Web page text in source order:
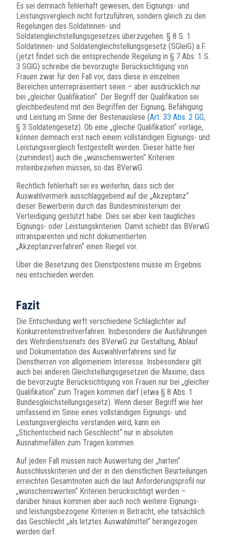
Es sei demnach fehlerhaft gewesen, den Eignungs- und
Leistungsvergleich nicht fortzuführen, sondern gleich zu den
Regelungen des Soldatinnen- und
Soldatengleichstellungsgesetzes überzugehen. § 8 S. 1
Soldatinnen- und Soldatengleichstellungsgesetz (SGleiG) a.F.
(jetzt findet sich die entsprechende Regelung in § 7 Abs. 1 S.
3 SGlG) schreibe die bevorzugte Berücksichtigung von
Frauen zwar für den Fall vor, dass diese in einzelnen
Bereichen unterrepräsentiert seien – aber ausdrücklich nur
bei „gleicher Qualifikation“. Der Begriff der Qualifikation sei
gleichbedeutend mit den Begriffen der Eignung, Befähigung
und Leistung im Sinne der Bestenauslese (Art. 33 Abs. 2 GG,
§ 3 Soldatengesetz). Ob eine „gleiche Qualifikation“ vorläge,
können demnach erst nach einem vollständigen Eignungs- und
Leistungsvergleich festgestellt werden. Dieser hätte hier
(zumindest) auch die „wünschenswerten“ Kriterien
miteinbeziehen müssen, so das BVerwG.
Rechtlich fehlerhaft sei es weiterhin, dass sich der
Auswahlvermerk ausschlaggebend auf die „Akzeptanz“
dieser Bewerberin durch das Bundesministerium der
Verteidigung gestützt habe. Dies sei aber kein taugliches
Eignungs- oder Leistungskriterien. Damit schiebt das BVerwG
intransparenten und nicht dokumentierten
„Akzeptanzverfahren“ einen Riegel vor.
Über die Besetzung des Dienstpostens müsse im Ergebnis
neu entschieden werden.
Fazit
Die Entscheidung wirft verschiedene Schlaglichter auf
Konkurrentenstreitverfahren. Insbesondere die Ausführungen
des Wehrdienstsenats des BVerwG zur Gestaltung, Ablauf
und Dokumentation des Auswahlverfahrens sind für
Dienstherren von allgemeinem Interesse. Insbesondere gilt
auch bei anderen Gleichstellungsgesetzen die Maxime, dass
die bevorzugte Berücksichtigung von Frauen nur bei „gleicher
Qualifikation“ zum Tragen kommen darf (etwa § 8 Abs. 1
Bundesgleichstellungsgesetz). Wenn dieser Begriff wie hier
umfassend im Sinne eines vollständigen Eignungs- und
Leistungsvergleichs verstanden wird, kann ein
„Stichentscheid nach Geschlecht“ nur in absoluten
Ausnahmefällen zum Tragen kommen.
Auf jeden Fall müssen nach Auswertung der „harten“
Ausschlusskriterien und der in den dienstlichen Beurteilungen
erreichten Gesamtnoten auch die laut Anforderungsprofil nur
„wünschenswerten“ Kriterien berücksichtigt werden –
darüber hinaus kommen aber auch noch weitere Eignungs-
und leistungsbezogene Kriterien in Betracht, ehe tatsächlich
das Geschlecht „als letztes Auswahlmittel“ herangezogen
werden darf.